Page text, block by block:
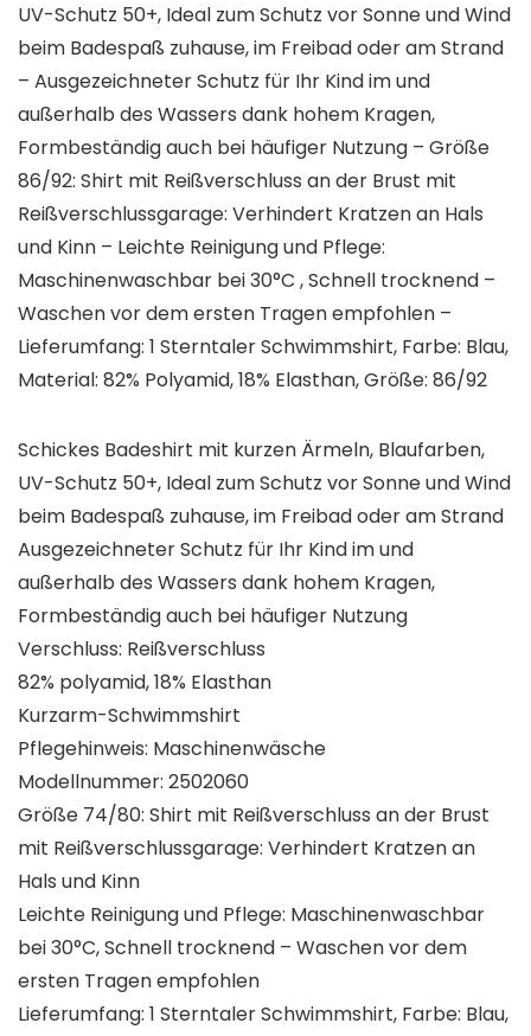
UV-Schutz 50+, Ideal zum Schutz vor Sonne und Wind
beim Badespaß zuhause, im Freibad oder am Strand
– Ausgezeichneter Schutz für Ihr Kind im und
außerhalb des Wassers dank hohem Kragen,
Formbeständig auch bei häufiger Nutzung – Größe
86/92: Shirt mit Reißverschluss an der Brust mit
Reißverschlussgarage: Verhindert Kratzen an Hals
und Kinn – Leichte Reinigung und Pflege:
Maschinenwaschbar bei 30°C , Schnell trocknend –
Waschen vor dem ersten Tragen empfohlen –
Lieferumfang: 1 Sterntaler Schwimmshirt, Farbe: Blau,
Material: 82% Polyamid, 18% Elasthan, Größe: 86/92
Schickes Badeshirt mit kurzen Ärmeln, Blaufarben,
UV-Schutz 50+, Ideal zum Schutz vor Sonne und Wind
beim Badespaß zuhause, im Freibad oder am Strand
Ausgezeichneter Schutz für Ihr Kind im und
außerhalb des Wassers dank hohem Kragen,
Formbeständig auch bei häufiger Nutzung
Verschluss: Reißverschluss
82% polyamid, 18% Elasthan
Kurzarm-Schwimmshirt
Pflegehinweis: Maschinenwäsche
Modellnummer: 2502060
Größe 74/80: Shirt mit Reißverschluss an der Brust
mit Reißverschlussgarage: Verhindert Kratzen an
Hals und Kinn
Leichte Reinigung und Pflege: Maschinenwaschbar
bei 30°C, Schnell trocknend – Waschen vor dem
ersten Tragen empfohlen
Lieferumfang: 1 Sterntaler Schwimmshirt, Farbe: Blau,